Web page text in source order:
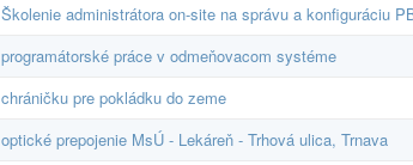
Školenie administrátora on-site na správu a konfiguráciu
programátorské práce v odmeňovacom systéme
chráničku pre pokládku do zeme
optické prepojenie MsÚ - Lekáreň - Trhová ulica, Trnava